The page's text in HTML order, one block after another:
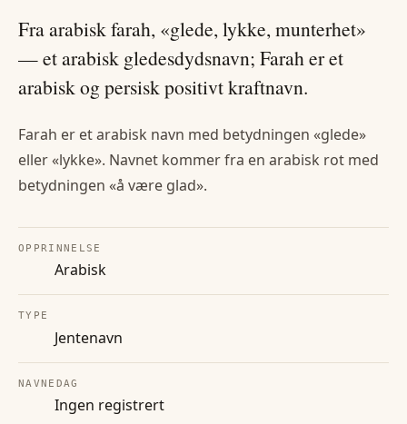
Fra arabisk farah, «glede, lykke, munterhet»
— et arabisk gledesdydsnavn; Farah er et
arabisk og persisk positivt kraftnavn.
Farah er et arabisk navn med betydningen «glede»
eller «lykke». Navnet kommer fra en arabisk rot med
betydningen «å være glad».
OPPRINNELSE
Arabisk
TYPE
Jentenavn
NAVNEDAG
Ingen registrert